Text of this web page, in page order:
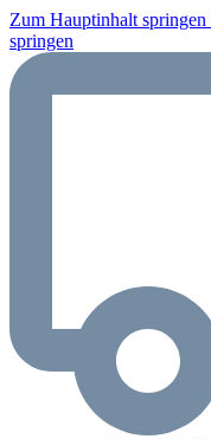
Zum Hauptinhalt springen
springen